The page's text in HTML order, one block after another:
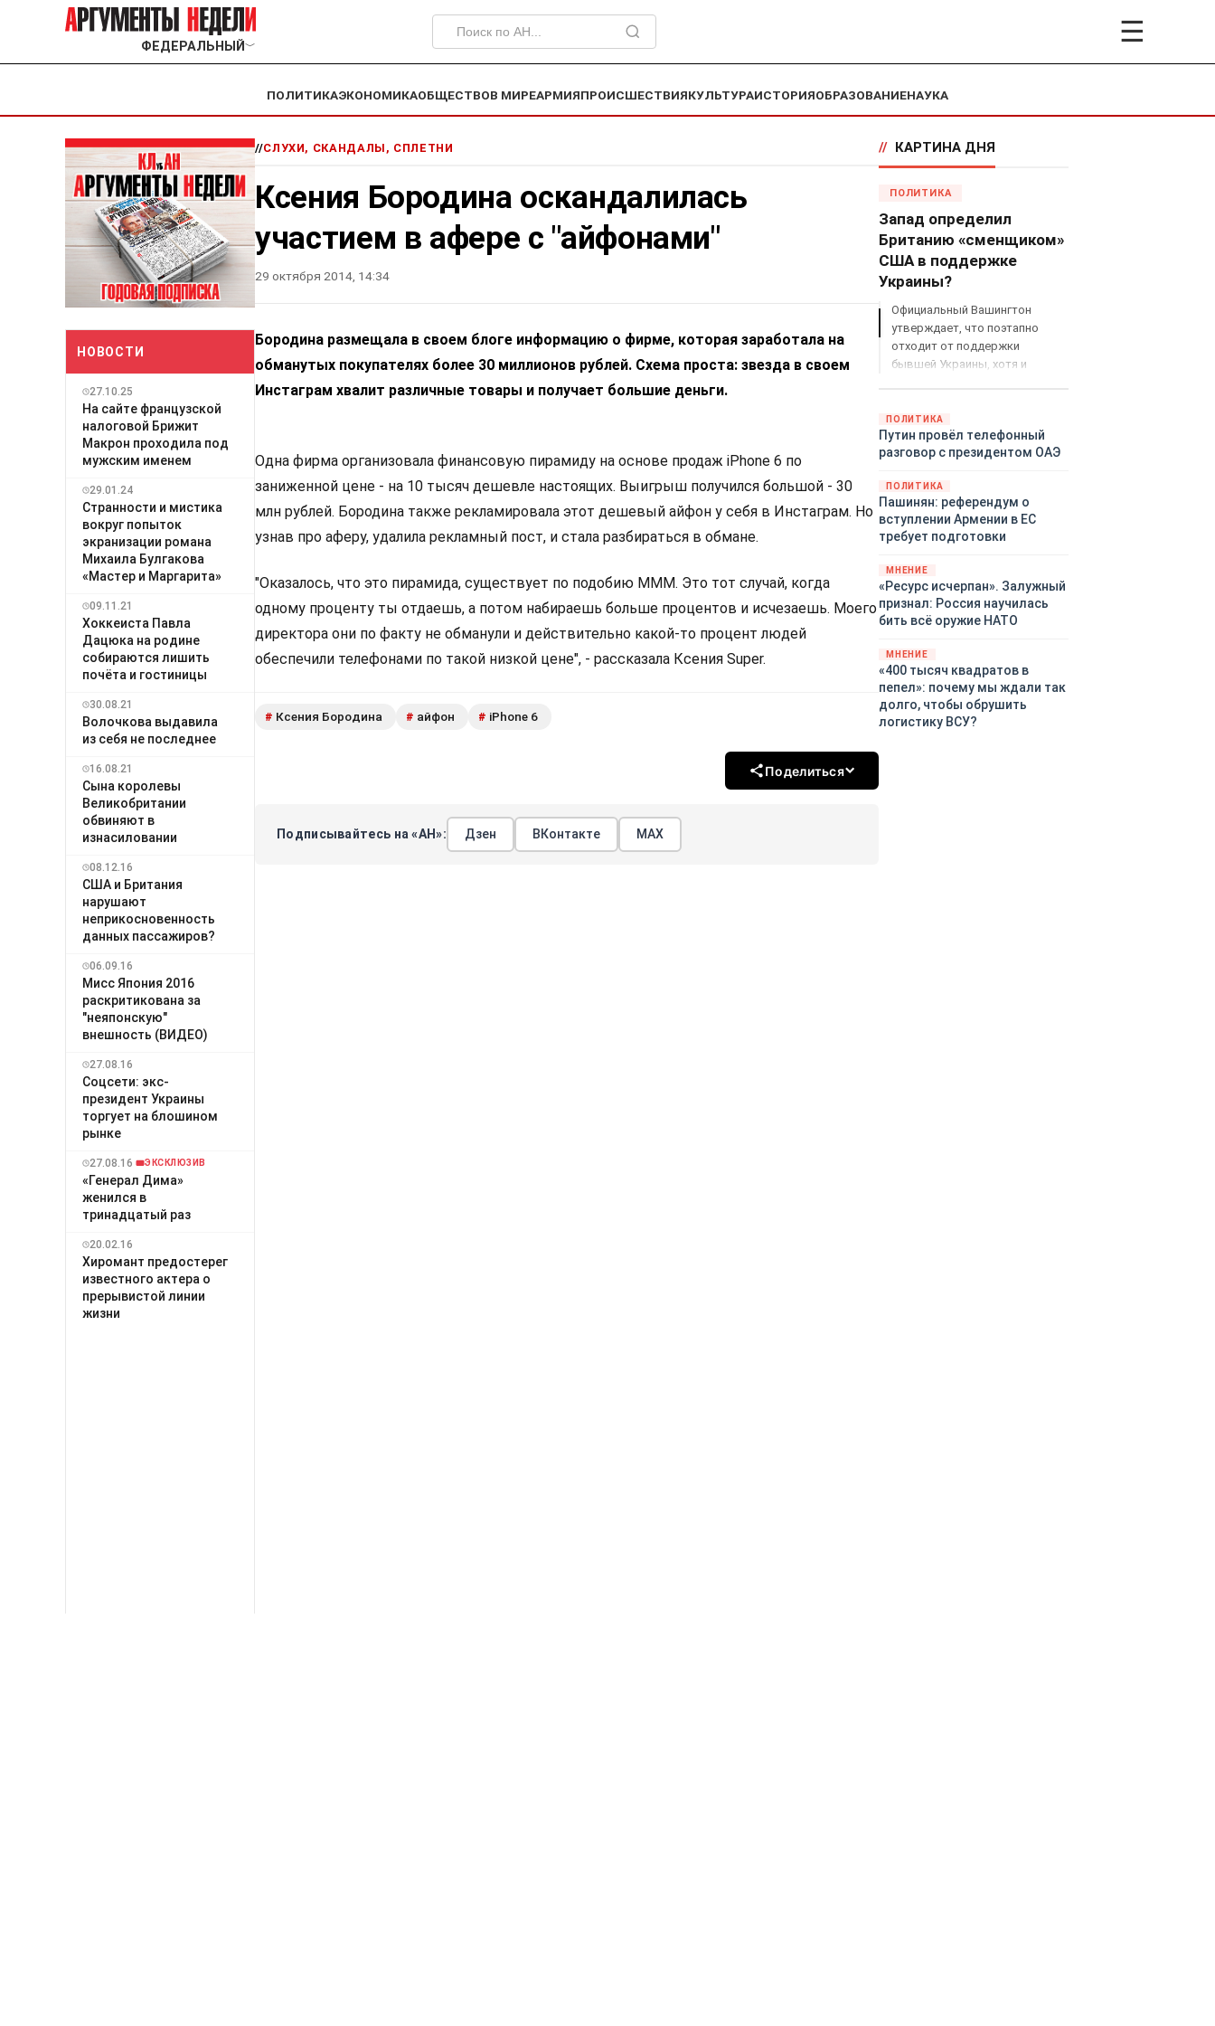
ФЕДЕРАЛЬНЫЙ ﹀ ☰
ПОЛИТИКАЭКОНОМИКАОБЩЕСТВОВ МИРЕАРМИЯПРОИСШЕСТВИЯКУЛЬТУРАИСТОРИЯОБРАЗОВАНИЕНАУКА
НОВОСТИ
27.10.25
На сайте французской
налоговой Брижит
Макрон проходила под
мужским именем
29.01.24
Странности и мистика
вокруг попыток
экранизации романа
Михаила Булгакова
«Мастер и Маргарита»
09.11.21
Хоккеиста Павла
Дацюка на родине
собираются лишить
почёта и гостиницы
30.08.21
Волочкова выдавила
из себя не последнее
16.08.21
Сына королевы
Великобритании
обвиняют в
изнасиловании
08.12.16
США и Британия
нарушают
неприкосновенность
данных пассажиров?
06.09.16
Мисс Япония 2016
раскритикована за
"неяпонскую"
внешность (ВИДЕО)
27.08.16
Соцсети: экс-
президент Украины
торгует на блошином
рынке
27.08.16 ЭКСКЛЮЗИВ
«Генерал Дима»
женился в
тринадцатый раз
20.02.16
Хиромант предостерег
известного актера о
прерывистой линии
жизни
//СЛУХИ, СКАНДАЛЫ, СПЛЕТНИ
Ксения Бородина оскандалилась
участием в афере с "айфонами"
29 октября 2014, 14:34
Бородина размещала в своем блоге информацию о фирме, которая заработала на
обманутых покупателях более 30 миллионов рублей. Схема проста: звезда в своем
Инстаграм хвалит различные товары и получает большие деньги.
Одна фирма организовала финансовую пирамиду на основе продаж iPhone 6 по
заниженной цене - на 10 тысяч дешевле настоящих. Выигрыш получился большой - 30
млн рублей. Бородина также рекламировала этот дешевый айфон у себя в Инстаграм. Но
узнав про аферу, удалила рекламный пост, и стала разбираться в обмане.
"Оказалось, что это пирамида, существует по подобию МММ. Это тот случай, когда
одному проценту ты отдаешь, а потом набираешь больше процентов и исчезаешь. Моего
директора они по факту не обманули и действительно какой-то процент людей
обеспечили телефонами по такой низкой цене", - рассказала Ксения Super.
# Ксения Бородина # айфон # iPhone 6
Поделиться
Подписывайтесь на «АН»: Дзен ВКонтакте МАХ
// КАРТИНА ДНЯ
ПОЛИТИКА
Запад определил
Британию «сменщиком»
США в поддержке
Украины?
Официальный Вашингтон
утверждает, что поэтапно
отходит от поддержки
бывшей Украины, хотя и
закупленное ранее оружие.
Также американская
администрация скидывает на
киевского режима оружием,
которое стремится продавать
всем новым снабженцам.
Однако часто возникают
предположения о возможном
«сменщике» американцев на
этом позорном посту.
Рассмотрим, кто же рвётся на
ПОЛИТИКА
Путин провёл телефонный
разговор с президентом ОАЭ
ПОЛИТИКА
Пашинян: референдум о
вступлении Армении в ЕС
требует подготовки
МНЕНИЕ
«Ресурс исчерпан». Залужный
признал: Россия научилась
бить всё оружие НАТО
МНЕНИЕ
«400 тысяч квадратов в
пепел»: почему мы ждали так
долго, чтобы обрушить
логистику ВСУ?